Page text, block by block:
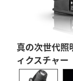
真の次世代照
ィクスチャー